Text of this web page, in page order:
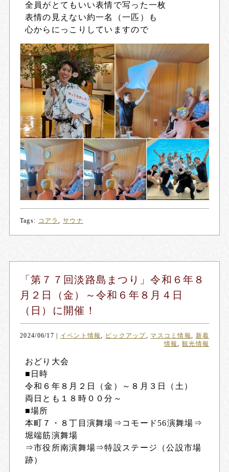
全員がとてもいい表情で写った一枚
表情の見えない約一名（一匹）も
心からにっこりしていますので
Tags: コアラ,サウナ
「第７７回淡路島まつり」令和６年８
月２日（金）～令和６年８月４日
（日）に開催！
2024/06/17 イベント情報, ピックアップ, マスコミ情報, 新着
情報, 観光情報
おどり大会
■日時
令和６年８月２日（金）～８月３日（土）
両日とも１８時００分～
■場所
本町７・８丁目演舞場⇒コモード56演舞場⇒
堀端筋演舞場
⇒市役所南演舞場⇒特設ステージ（公設市場
跡）